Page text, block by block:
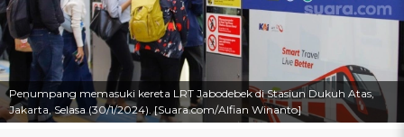
Penumpang memasuki kereta LRT Jabodebek di Stasiun Dukuh Atas,
Jakarta, Selasa (30/1/2024). [Suara.com/Alfian Winanto]